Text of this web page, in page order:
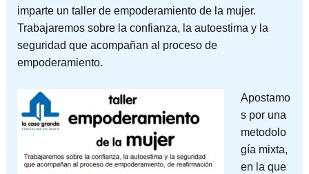
imparte un taller de empoderamiento de la mujer.
Trabajaremos sobre la confianza, la autoestima y la
seguridad que acompañan al proceso de
empoderamiento.
Apostamo
s por una
metodolo
gía mixta,
en la que